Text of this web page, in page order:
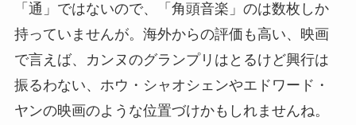
「通」ではないので、「角頭音楽」のは数枚しか
持っていませんが。海外からの評価も高い、映画
で言えば、カンヌのグランプリはとるけど興行は
振るわない、ホウ・シャオシェンやエドワード・
ヤンの映画のような位置づけかもしれませんね。